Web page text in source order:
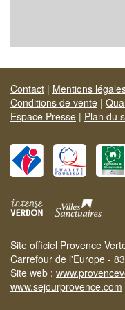
Contact | Mentions
Conditions de vente |
Espace Presse | Plan du
Site officiel Provence
Carrefour de l'Europe -
Site web :
www.sejourprovence.com